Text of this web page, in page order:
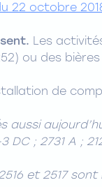
22 octobre
Les
ou des
de
aussi
; 2731 A ;
et 2517